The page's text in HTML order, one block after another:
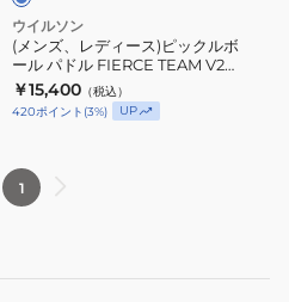
ッ
ク
ル
ボ
パ
ド
ウイルソン
(メンズ、レディース)ピックルボ
ール パドル FIERCE TEAM V2
BLUE WR89138011U2
￥15,400 （税込）
420ポイント (3%) UP
1